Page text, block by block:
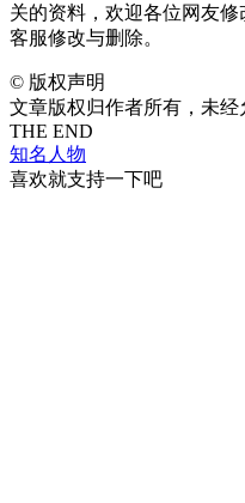
关的资料，欢迎各位网友
客服修改与删除。
© 版权声明
文章版权归作者所有，未经
THE END
知名人物
喜欢就支持一下吧